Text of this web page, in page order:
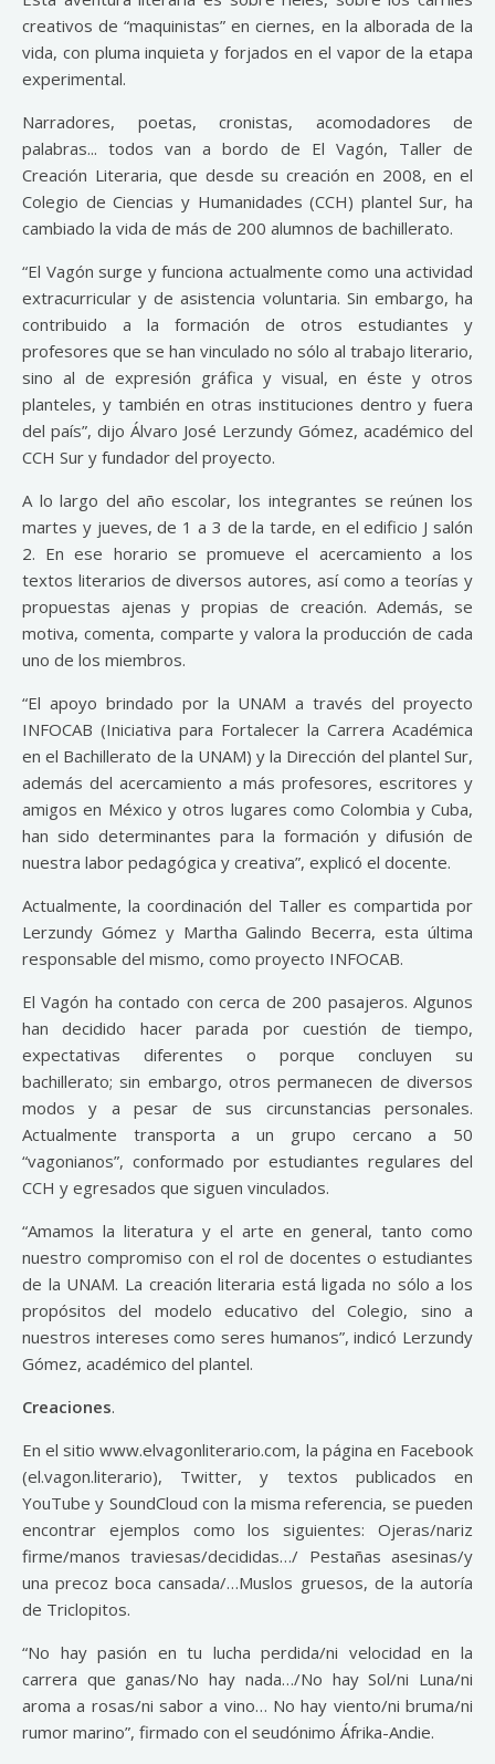
creativos de “maquinistas” en ciernes, en la alborada de la
vida, con pluma inquieta y forjados en el vapor de la etapa
experimental.
Narradores, poetas, cronistas, acomodadores de
palabras... todos van a bordo de El Vagón, Taller de
Creación Literaria, que desde su creación en 2008, en el
Colegio de Ciencias y Humanidades (CCH) plantel Sur, ha
cambiado la vida de más de 200 alumnos de bachillerato.
“El Vagón surge y funciona actualmente como una actividad
extracurricular y de asistencia voluntaria. Sin embargo, ha
contribuido a la formación de otros estudiantes y
profesores que se han vinculado no sólo al trabajo literario,
sino al de expresión gráfica y visual, en éste y otros
planteles, y también en otras instituciones dentro y fuera
del país”, dijo Álvaro José Lerzundy Gómez, académico del
CCH Sur y fundador del proyecto.
A lo largo del año escolar, los integrantes se reúnen los
martes y jueves, de 1 a 3 de la tarde, en el edificio J salón
2. En ese horario se promueve el acercamiento a los
textos literarios de diversos autores, así como a teorías y
propuestas ajenas y propias de creación. Además, se
motiva, comenta, comparte y valora la producción de cada
uno de los miembros.
“El apoyo brindado por la UNAM a través del proyecto
INFOCAB (Iniciativa para Fortalecer la Carrera Académica
en el Bachillerato de la UNAM) y la Dirección del plantel Sur,
además del acercamiento a más profesores, escritores y
amigos en México y otros lugares como Colombia y Cuba,
han sido determinantes para la formación y difusión de
nuestra labor pedagógica y creativa”, explicó el docente.
Actualmente, la coordinación del Taller es compartida por
Lerzundy Gómez y Martha Galindo Becerra, esta última
responsable del mismo, como proyecto INFOCAB.
El Vagón ha contado con cerca de 200 pasajeros. Algunos
han decidido hacer parada por cuestión de tiempo,
expectativas diferentes o porque concluyen su
bachillerato; sin embargo, otros permanecen de diversos
modos y a pesar de sus circunstancias personales.
Actualmente transporta a un grupo cercano a 50
“vagonianos”, conformado por estudiantes regulares del
CCH y egresados que siguen vinculados.
“Amamos la literatura y el arte en general, tanto como
nuestro compromiso con el rol de docentes o estudiantes
de la UNAM. La creación literaria está ligada no sólo a los
propósitos del modelo educativo del Colegio, sino a
nuestros intereses como seres humanos”, indicó Lerzundy
Gómez, académico del plantel.
Creaciones.
En el sitio www.elvagonliterario.com, la página en Facebook
(el.vagon.literario), Twitter, y textos publicados en
YouTube y SoundCloud con la misma referencia, se pueden
encontrar ejemplos como los siguientes: Ojeras/nariz
firme/manos traviesas/decididas…/ Pestañas asesinas/y
una precoz boca cansada/…Muslos gruesos, de la autoría
de Triclopitos.
“No hay pasión en tu lucha perdida/ni velocidad en la
carrera que ganas/No hay nada…/No hay Sol/ni Luna/ni
aroma a rosas/ni sabor a vino… No hay viento/ni bruma/ni
rumor marino”, firmado con el seudónimo Áfrika-Andie.